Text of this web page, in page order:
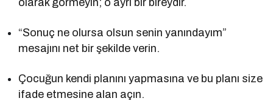
“Sonuç ne olursa olsun senin yanındayım”
mesajını net bir şekilde verin.
Çocuğun kendi planını yapmasına ve bu planı size
ifade etmesine alan açın.